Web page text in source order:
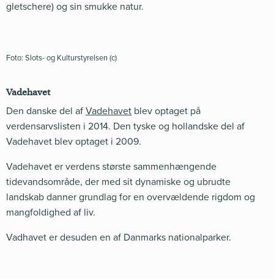
gletschere) og sin smukke natur.
Foto: Slots- og Kulturstyrelsen (c)
Vadehavet
Den danske del af Vadehavet blev optaget på
verdensarvslisten i 2014. Den tyske og hollandske del af
Vadehavet blev optaget i 2009.
Vadehavet er verdens største sammenhængende
tidevandsområde, der med sit dynamiske og ubrudte
landskab danner grundlag for en overvældende rigdom og
mangfoldighed af liv.
Vadhavet er desuden en af Danmarks nationalparker.